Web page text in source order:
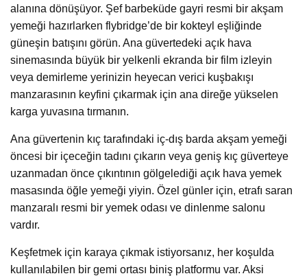
alanına dönüşüyor. Şef barbeküde gayri resmi bir akşam
yemeği hazırlarken flybridge’de bir kokteyl eşliğinde
güneşin batışını görün. Ana güvertedeki açık hava
sinemasında büyük bir yelkenli ekranda bir film izleyin
veya demirleme yerinizin heyecan verici kuşbakışı
manzarasının keyfini çıkarmak için ana direğe yükselen
karga yuvasına tırmanın.
Ana güvertenin kıç tarafındaki iç-dış barda akşam yemeği
öncesi bir içeceğin tadını çıkarın veya geniş kıç güverteye
uzanmadan önce çıkıntının gölgelediği açık hava yemek
masasında öğle yemeği yiyin. Özel günler için, etrafı saran
manzaralı resmi bir yemek odası ve dinlenme salonu
vardır.
Keşfetmek için karaya çıkmak istiyorsanız, her koşulda
kullanılabilen bir gemi ortası biniş platformu var. Aksi